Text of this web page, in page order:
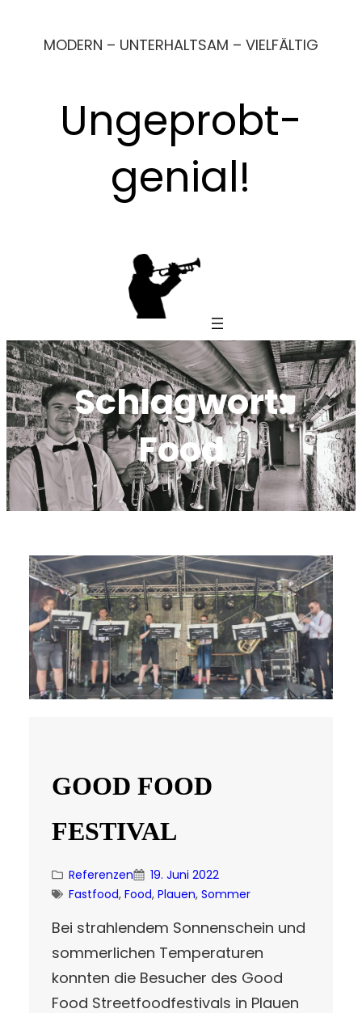
InhaltMODERN – UNTERHALTSAM – VIELFÄLTIG
Ungeprobt-
genial!
Schlagwort:
Food
GOOD FOOD
FESTIVAL
Referenzen
19. Juni 2022
Fastfood, Food, Plauen, Sommer
Bei strahlendem Sonnenschein und
sommerlichen Temperaturen
konnten die Besucher des Good
Food Streetfoodfestivals in Plauen